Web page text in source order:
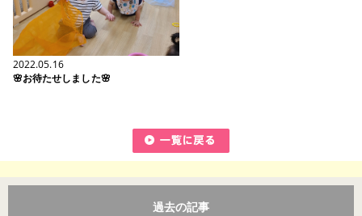
2022.05.16
🌸お待たせしました🌸
過去の記事